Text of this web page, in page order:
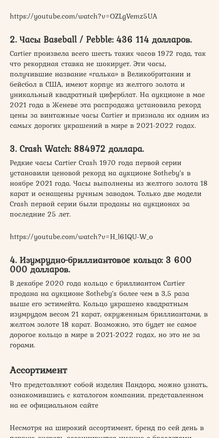
https://youtube.com/watch?v=OZLgVemz5UA
2. Часы Baseball / Pebble: 436 114 долларов.
Cartier произвела всего шесть таких часов 1972 года, так
что рекордная ставка не шокирует. Эти часы,
получившие название «галька» в Великобритании и
бейсбол в США, имеют корпус из желтого золота и
уникальный квадратный циферблат. На аукционе в мае
2021 года в Женеве эта распродажа установила рекорд
цены за винтажные часы Cartier и признала их одним из
самых дорогих украшений в мире в 2021-2022 годах.
3. Crash Watch: 884972 доллара.
Редкие часы Cartier Crash 1970 года первой серии
установили ценовой рекорд на аукционе Sotheby’s в
ноябре 2021 года. Часы выполнены из желтого золота 18
карат и оснащены ручным заводом. Только две модели
Crash первой серии были проданы на аукционах за
последние 25 лет.
https://youtube.com/watch?v=H_l6IQU-W_o
4. Изумрудно-бриллиантовое кольцо: 3 600
000 долларов.
В декабре 2020 года кольцо с бриллиантом Cartier
продана на аукционе Sotheby’s более чем в 3,5 раза
выше его эстимейта. Кольцо украшено квадратным
изумрудом весом 21 карат, окруженным бриллиантами, в
желтом золоте 18 карат. Возможно, это будет не самое
дорогое кольцо в мире в 2021-2022 годах, но это не за
горами.
Ассортимент
Что представляют собой изделия Пандора, можно узнать,
ознакомившись с каталогом компании, представленном
на ее официальном сайте
Несмотря на широкий ассортимент, бренд по сей день в